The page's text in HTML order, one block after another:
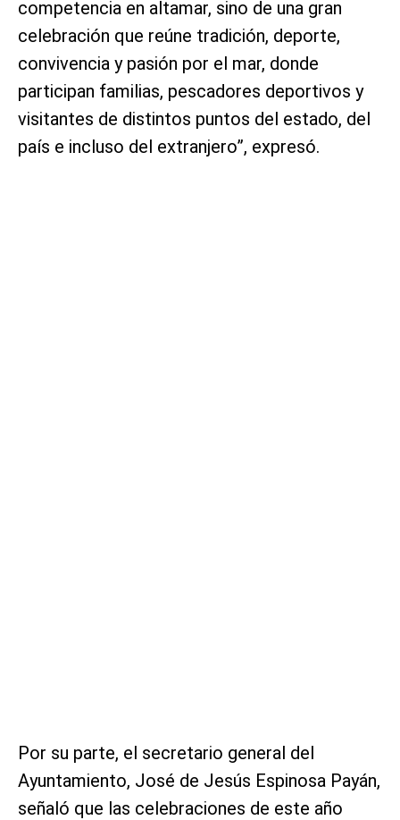
competencia en altamar, sino de una gran
celebración que reúne tradición, deporte,
convivencia y pasión por el mar, donde
participan familias, pescadores deportivos y
visitantes de distintos puntos del estado, del
país e incluso del extranjero”, expresó.
Por su parte, el secretario general del
Ayuntamiento, José de Jesús Espinosa Payán,
señaló que las celebraciones de este año